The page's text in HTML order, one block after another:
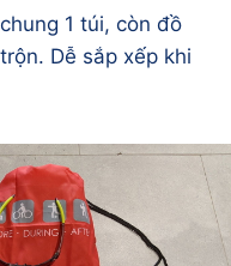
1 túi, còn đồ
Dễ sắp xếp khi